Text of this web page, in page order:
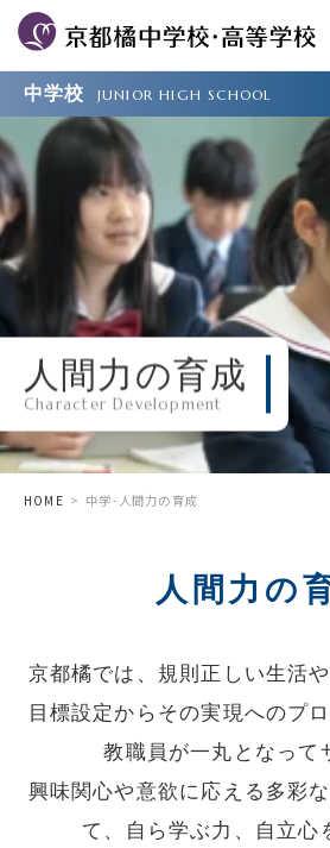
中学校 JUNIOR HIGH SCHOOL
人間力の育成
Character Development
HOME 中学-人間力の育成
人間力の
京都橘では、規則正しい生活
目標設定からその実現へのプ
教職員が一丸となって
興味関心や意欲に応える多彩
て、自ら学ぶ力、自立心